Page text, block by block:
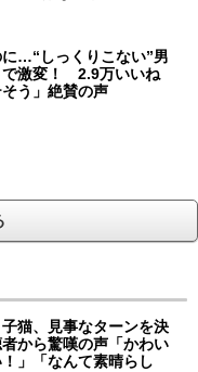
…“しっくりこない”男
激変！ 2.9万いいね
そう」絶賛の声
猫、見事なターンを決
から驚嘆の声「かわい
」「なんて素晴らし